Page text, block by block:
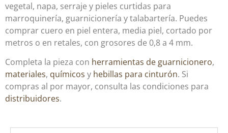
vegetal, napa, serraje y pieles curtidas para
marroquinería, guarnicionería y talabartería. Puedes
comprar cuero en piel entera, media piel, cortado por
metros o en retales, con grosores de 0,8 a 4 mm.
Completa la pieza con herramientas de guarnicionero,
materiales, químicos y hebillas para cinturón. Si
compras al por mayor, consulta las condiciones para
distribuidores.